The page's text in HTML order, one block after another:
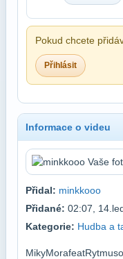
Pokud chcete
Přihlásit
Informace o videu
Přidal: minkkooo
Přidané: 02:07,
Kategorie: Hudba a